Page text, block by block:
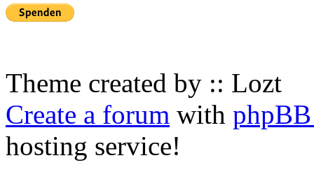
Theme created by :: Lozt
Create a forum with
hosting service!